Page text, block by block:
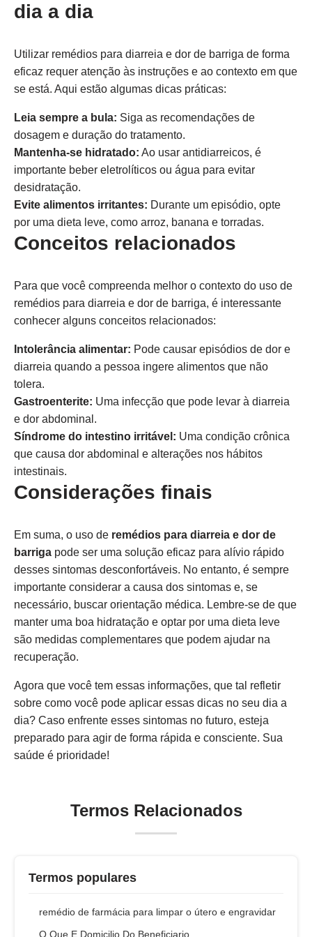
dia a dia
Utilizar remédios para diarreia e dor de barriga de forma
eficaz requer atenção às instruções e ao contexto em que
se está. Aqui estão algumas dicas práticas:
Leia sempre a bula: Siga as recomendações de
dosagem e duração do tratamento.
Mantenha-se hidratado: Ao usar antidiarreicos, é
importante beber eletrolíticos ou água para evitar
desidratação.
Evite alimentos irritantes: Durante um episódio, opte
por uma dieta leve, como arroz, banana e torradas.
Conceitos relacionados
Para que você compreenda melhor o contexto do uso de
remédios para diarreia e dor de barriga, é interessante
conhecer alguns conceitos relacionados:
Intolerância alimentar: Pode causar episódios de dor e
diarreia quando a pessoa ingere alimentos que não
tolera.
Gastroenterite: Uma infecção que pode levar à diarreia
e dor abdominal.
Síndrome do intestino irritável: Uma condição crônica
que causa dor abdominal e alterações nos hábitos
intestinais.
Considerações finais
Em suma, o uso de remédios para diarreia e dor de
barriga pode ser uma solução eficaz para alívio rápido
desses sintomas desconfortáveis. No entanto, é sempre
importante considerar a causa dos sintomas e, se
necessário, buscar orientação médica. Lembre-se de que
manter uma boa hidratação e optar por uma dieta leve
são medidas complementares que podem ajudar na
recuperação.
Agora que você tem essas informações, que tal refletir
sobre como você pode aplicar essas dicas no seu dia a
dia? Caso enfrente esses sintomas no futuro, esteja
preparado para agir de forma rápida e consciente. Sua
saúde é prioridade!
Termos Relacionados
Termos populares
remédio de farmácia para limpar o útero e engravidar
O Que E Domicilio Do Beneficiario